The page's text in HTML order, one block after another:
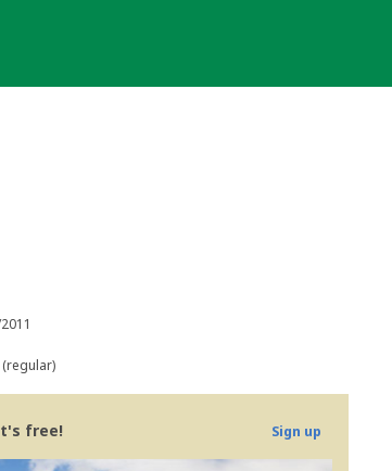
(regular)
free! Sign up